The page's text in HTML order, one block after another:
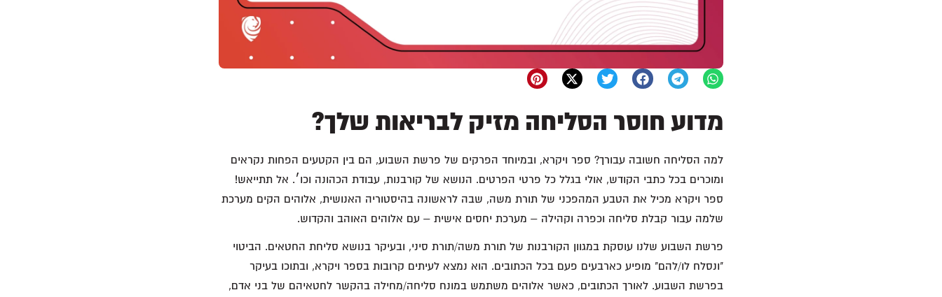
מדוע חוסר הסליחה מזיק לבריאות שלך?
למה הסליחה חשובה עבורך? ספר ויקרא, ובמיוחד הפרקים של פרשת השבוע, הם בין הקטעים הפחות נקראים
ומוכרים בכל כתבי הקודש, אולי בגלל כל פרטי הפרטים. הנושא של קורבנות, עבודת הכהונה וכו׳. אל תתייאש!
ספר ויקרא מכיל את הטבע המהפכני של תורת משה, שבה לראשונה בהיסטוריה האנושית, אלוהים הקים מערכת
שלמה עבור קבלת סליחה וכפרה וקהילה – מערכת יחסים אישית – עם אלוהים האוהב והקדוש.
פרשת השבוע שלנו עוסקת במגוון הקורבנות של תורת משה/תורת סיני, ובעיקר בנושא סליחת החטאים. הביטוי
"ונסלח לו/להם" מופיע כארבעים פעם בכל הכתובים. הוא נמצא לעיתים קרובות בספר ויקרא, ובתוכו בעיקר
בפרשת השבוע. לאורך הכתובים, כאשר אלוהים משתמש במונח סליחה/מחילה בהקשר לחטאיהם של בני אדם,